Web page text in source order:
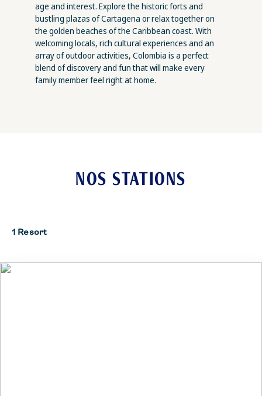
age and interest. Explore the historic forts and
bustling plazas of Cartagena or relax together on
the golden beaches of the Caribbean coast. With
welcoming locals, rich cultural experiences and an
array of outdoor activities, Colombia is a perfect
blend of discovery and fun that will make every
family member feel right at home.
NOS STATIONS
1 Resort